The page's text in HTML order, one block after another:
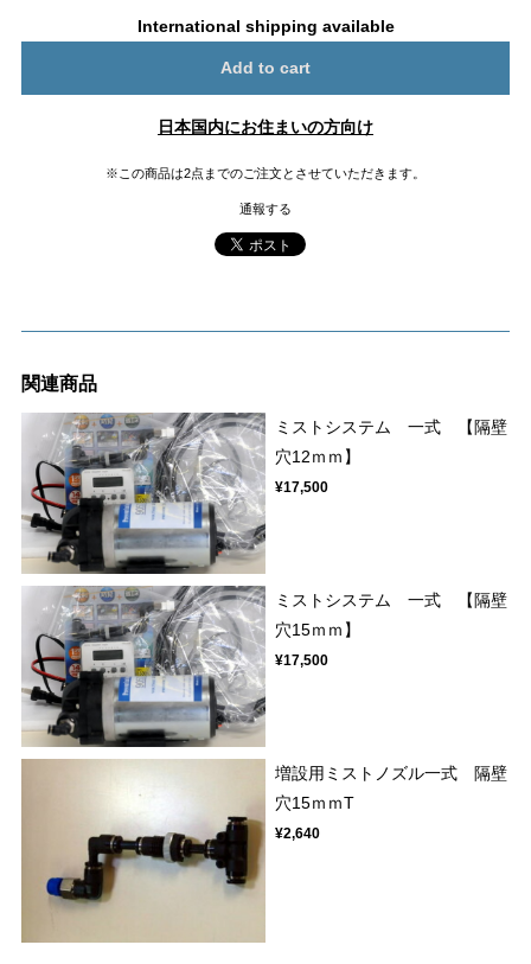
International shipping available
Add to cart
日本国内にお住まいの方向け
※この商品は2点までのご注文とさせていただきます。
通報する
関連商品
ミストシステム 一式 【隔壁
穴12ｍｍ】
¥17,500
ミストシステム 一式 【隔壁
穴15ｍｍ】
¥17,500
増設用ミストノズル一式 隔壁
穴15ｍｍT
¥2,640